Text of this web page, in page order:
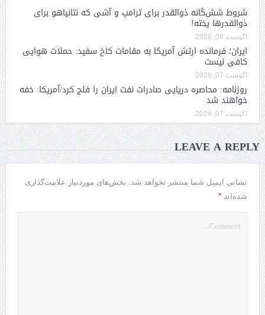
شروط شش‌گانه ذوالقدر برای ترامپ و آشی که نتانیاهو برای
ذوالقدرها پخته!
آگوست 08, 2026
ایران؛ فرمانده ارتش آمریکا به مقامات کاخ سفید: حملات هوایی
کافی نیست
آگوست 07, 2026
روزنامه: محاصره دریایی صادرات نفت ایران را فلج کرد/آمریکا: خفه
خواهند شد
آگوست 07, 2026
LEAVE A REPLY
نشانی ایمیل شما منتشر نخواهد شد. بخش‌های موردنیاز علامت‌گذاری
شده‌اند *